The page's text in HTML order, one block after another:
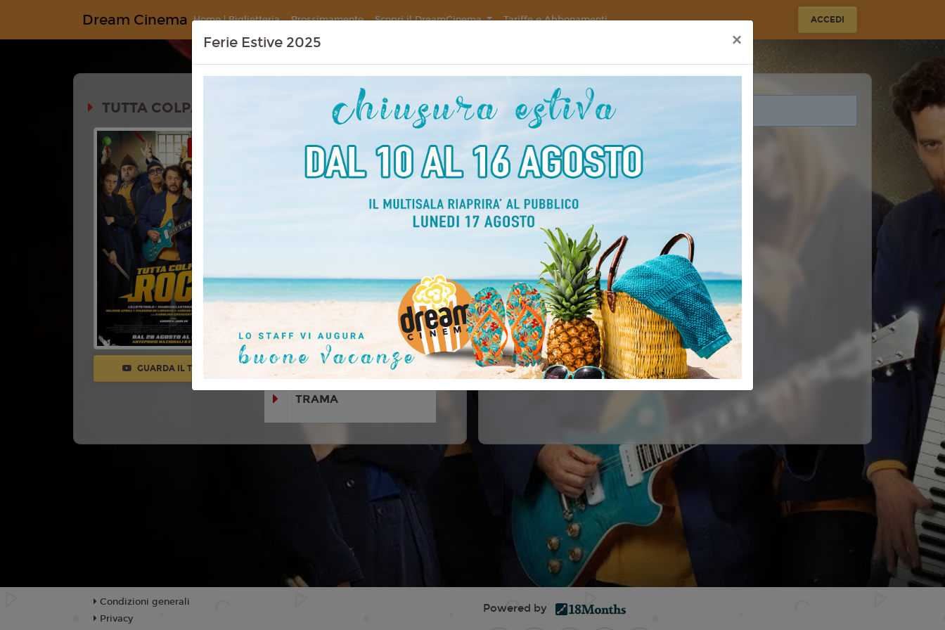
Dream Cinema Home | Biglietteria Prossimamente Scopri il DreamCinema Tariffe e Abbonamenti ACCEDI
TUTTA COLPA DEL ROCK
GUARDA IL TRAILER
Anno:2025
Con:Lillo, Carolina Crescentini, Elio,
Maurizio Lastrico, Naska, Valerio
Aprea, Massimo De Lorenzo, Agnese
Claisse, Massimo Cagni...
TRAMA
Non ci sono spettacoli legati a questo evento.
Ferie Estive 2025 ×
Condizioni generali
Privacy
Powered by